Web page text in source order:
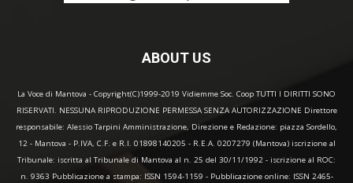
ABOUT US
La Voce di Mantova - Copyright(C)1999-2019 Vidiemme Soc. Coop TUTTI I DIRITTI SONO
RISERVATI. NESSUNA RIPRODUZIONE PERMESSA SENZA AUTORIZZAZIONE Direttore
responsabile: Alessio Tarpini Amministrazione, Direzione e Redazione: piazza Sordello,
12 - Mantova - P.IVA, C.F. e R.I. 01898140205 - R.E.A. 0207279 (Mantova) iscrizione al
Tribunale: iscritta al Tribunale di Mantova al n. 25 del 30/11/1992 - iscrizione al ROC:
n. 9363 Pubblicazione a stampa: ISSN 1594-1159 - Pubblicazione online: ISSN 2465-